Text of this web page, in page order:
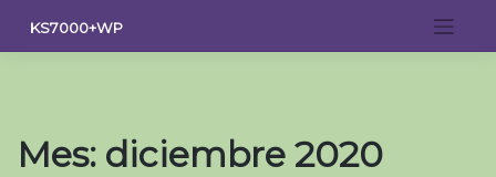
contenido
KS7000+WP
Mes: diciembre 2020